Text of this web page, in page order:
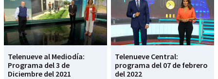
Telenueve al Mediodía:
Programa del 3 de
Diciembre del 2021
Telenueve Central:
programa del 07 de febrero
del 2022